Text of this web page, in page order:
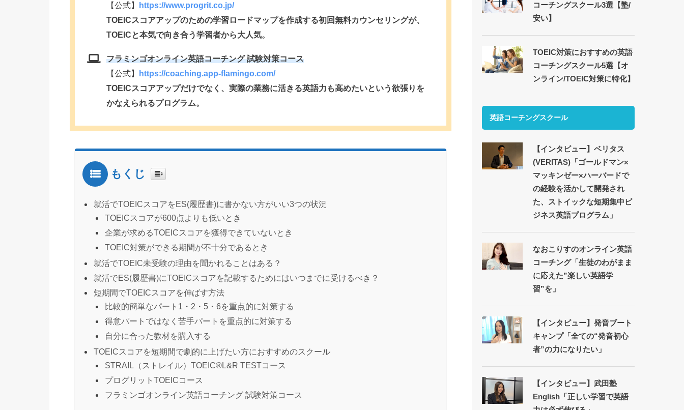
【公式】
https://www.progrit.co.jp/
TOEICスコアアップのための学習ロードマップを作成する初回無料カウンセリングが、
TOEICと本気で向き合う学習者から大人気。
フラミンゴオンライン英語コーチング 試験対策コース
【公式】
https://coaching.app-flamingo.com/
TOEICスコアアップだけでなく、実際の業務に活きる英語力も高めたいという欲張りを
かなえられるプログラム。
もくじ
就活でTOEICスコアをES(履歴書)に書かない方がいい3つの状況
TOEICスコアが600点よりも低いとき
企業が求めるTOEICスコアを獲得できていないとき
TOEIC対策ができる期間が不十分であるとき
就活でTOEIC未受験の理由を聞かれることはある？
就活でES(履歴書)にTOEICスコアを記載するためにはいつまでに受けるべき？
短期間でTOEICスコアを伸ばす方法
比較的簡単なパート1・2・5・6を重点的に対策する
得意パートではなく苦手パートを重点的に対策する
自分に合った教材を購入する
TOEICスコアを短期間で劇的に上げたい方におすすめのスクール
STRAIL（ストレイル）TOEIC®️L&R TESTコース
プログリットTOEICコース
フラミンゴオンライン英語コーチング 試験対策コース
コーチングスクール3選【塾/
安い】
TOEIC対策におすすめの英語
コーチングスクール5選【オ
ンライン/TOEIC対策に特化】
英語コーチングスクール
【インタビュー】ベリタス
(VERITAS)「ゴールドマン×
マッキンゼー×ハーバードで
の経験を活かして開発され
た、ストイックな短期集中ビ
ジネス英語プログラム」
なおこりすのオンライン英語
コーチング「生徒のわがまま
に応えた”楽しい英語学
習”を」
【インタビュー】発音ブート
キャンプ「全ての“発音初心
者”の力になりたい」
【インタビュー】武田塾
English「正しい学習で英語